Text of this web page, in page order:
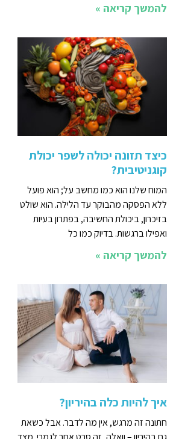
להמשך קריאה »
כיצד תזונה יכולה לשפר יכולת
קוגניטיבית?
המוח שלנו הוא כמו מחשב על; הוא פועל
ללא הפסקה מהבוקר עד הלילה. הוא שולט
בזיכרון, ביכולת החשיבה, בפתרון בעיות
ואפילו ברגשות. בדיוק כמו כל
להמשך קריאה »
איך להיות כלה בהיריון?
חתונה זה מרגש, אין מה לדבר. אבל כשאת